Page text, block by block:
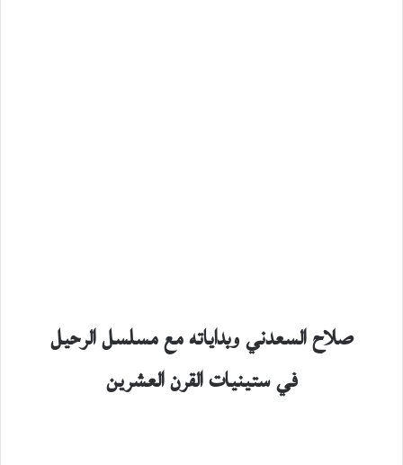
صلاح السعدني وبداياته مع مسلسل الرحيل
في ستينيات القرن العشرين